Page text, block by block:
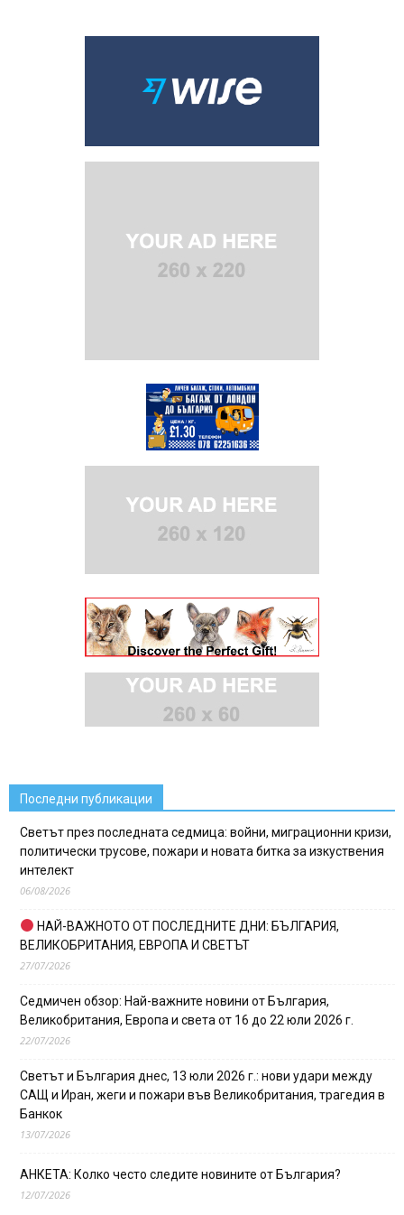
Последни публикации
Светът през последната седмица: войни, миграционни кризи,
политически трусове, пожари и новата битка за изкуствения
интелект
06/08/2026
НАЙ-ВАЖНОТО ОТ ПОСЛЕДНИТЕ ДНИ: БЪЛГАРИЯ,
ВЕЛИКОБРИТАНИЯ, ЕВРОПА И СВЕТЪТ
27/07/2026
Седмичен обзор: Най-важните новини от България,
Великобритания, Европа и света от 16 до 22 юли 2026 г.
22/07/2026
Светът и България днес, 13 юли 2026 г.: нови удари между
САЩ и Иран, жеги и пожари във Великобритания, трагедия в
Банкок
13/07/2026
АНКЕТА: Колко често следите новините от България?
12/07/2026